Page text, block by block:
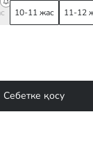
10-11 жас 11-12
Себетке қосу